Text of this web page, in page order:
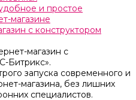
и простое
магазине
с конструктором
магазин с
Битрикс».
запуска современного и
магазина, без лишних
специалистов.